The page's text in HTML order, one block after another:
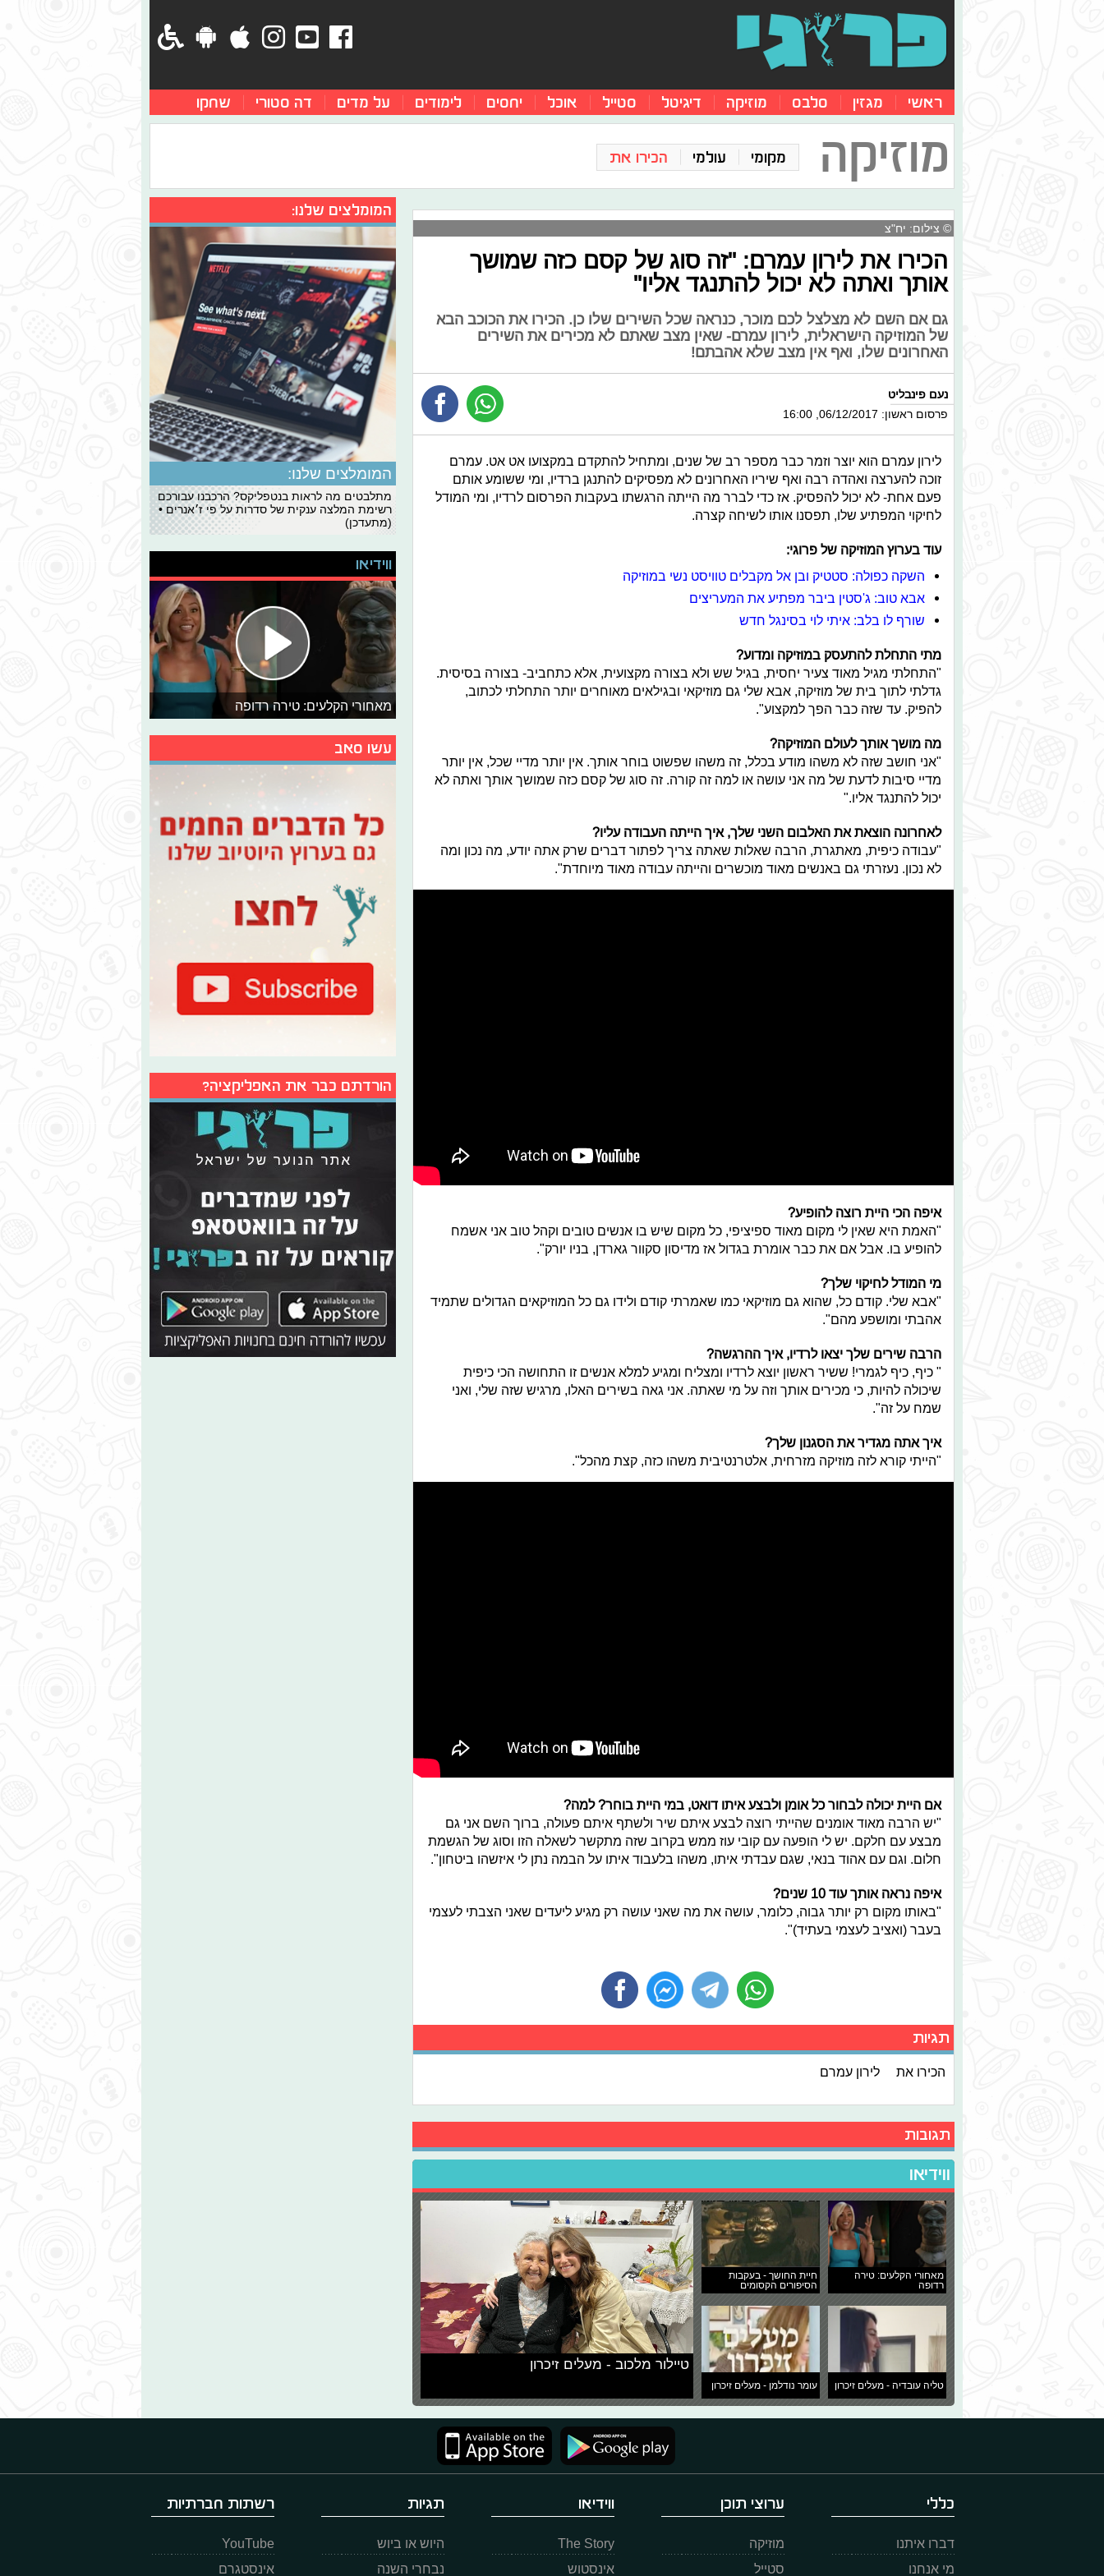
ראשי מגזין סלבס מוזיקה דיגיטל סטייל אוכל יחסים לימודים על מדים דה סטורי שחקו
מוזיקה מקומי עולמי הכירו את
© צילום: יח"צ
הכירו את לירון עמרם: "זה סוג של קסם כזה שמושך
אותך ואתה לא יכול להתנגד אליו"
גם אם השם לא מצלצל לכם מוכר, כנראה שכל השירים שלו כן. הכירו את הכוכב הבא
של המוזיקה הישראלית, לירון עמרם- שאין מצב שאתם לא מכירים את השירים
האחרונים שלו, ואף אין מצב שלא אהבתם!
נעם פינבליט
פרסום ראשון: 06/12/2017, 16:00
לירון עמרם הוא יוצר וזמר כבר מספר רב של שנים, ומתחיל להתקדם במקצועו אט אט. עמרם
זוכה להערצה ואהדה רבה ואף שיריו האחרונים לא מפסיקים להתנגן ברדיו, ומי ששומע אותם
פעם אחת- לא יכול להפסיק. אז כדי לברר מה הייתה הרגשתו בעקבות הפרסום לרדיו, ומי המודל
לחיקוי המפתיע שלו, תפסנו אותו לשיחה קצרה.
עוד בערוץ המוזיקה של פרוגי:
השקה כפולה: סטטיק ובן אל מקבלים טוויסט נשי במוזיקה
אבא טוב: ג'סטין ביבר מפתיע את המעריצים
שורף לו בלב: איתי לוי בסינגל חדש
מתי התחלת להתעסק במוזיקה ומדוע?
"התחלתי מגיל מאוד צעיר יחסית, בגיל שש ולא בצורה מקצועית, אלא כתחביב- בצורה בסיסית.
גדלתי לתוך בית של מוזיקה, אבא שלי גם מוזיקאי ובגילאים מאוחרים יותר התחלתי לכתוב,
להפיק. עד שזה כבר הפך למקצוע".
מה מושך אותך לעולם המוזיקה?
"אני חושב שזה לא משהו מודע בכלל, זה משהו שפשוט בוחר אותך. אין יותר מדיי שכל, אין יותר
מדיי סיבות לדעת של מה אני עושה או למה זה קורה. זה סוג של קסם כזה שמושך אותך ואתה לא
יכול להתנגד אליו."
לאחרונה הוצאת את האלבום השני שלך, איך הייתה העבודה עליו?
"עבודה כיפית, מאתגרת, הרבה שאלות שאתה צריך לפתור דברים שרק אתה יודע, מה נכון ומה
לא נכון. נעזרתי גם באנשים מאוד מוכשרים והייתה עבודה מאוד מיוחדת".
איפה הכי היית רוצה להופיע?
"האמת היא שאין לי מקום מאוד ספיציפי, כל מקום שיש בו אנשים טובים וקהל טוב אני אשמח
להופיע בו. אבל אם את כבר אומרת בגדול אז מדיסון סקוור גארדן, בניו יורק".
מי המודל לחיקוי שלך?
"אבא שלי. קודם כל, שהוא גם מוזיקאי כמו שאמרתי קודם ולידו גם כל המוזיקאים הגדולים שתמיד
אהבתי ומושפע מהם".
הרבה שירים שלך יצאו לרדיו, איך ההרגשה?
" כיף, כיף לגמרי! ששיר ראשון יוצא לרדיו ומצליח ומגיע למלא אנשים זו התחושה הכי כיפית
שיכולה להיות, כי מכירים אותך וזה על מי שאתה. אני גאה בשירים האלו, מרגיש שזה שלי, ואני
שמח על זה".
איך אתה מגדיר את הסגנון שלך?
"הייתי קורא לזה מוזיקה מזרחית, אלטרנטיבית משהו כזה, קצת מהכל".
אם היית יכולה לבחור כל אומן ולבצע איתו דואט, במי היית בוחר? למה?
"יש הרבה מאוד אומנים שהייתי רוצה לבצע איתם שיר ולשתף איתם פעולה, ברוך השם אני גם
מבצע עם חלקם. יש לי הופעה עם קובי עוז ממש בקרוב שזה מתקשר לשאלה הזו וסוג של הגשמת
חלום. וגם עם אהוד בנאי, שגם עבדתי איתו, משהו בלעבוד איתו על הבמה נתן לי איזשהו ביטחון".
איפה נראה אותך עוד 10 שנים?
"באותו מקום רק יותר גבוה, כלומר, עושה את מה שאני עושה רק מגיע ליעדים שאני הצבתי לעצמי
בעבר (ואציב לעצמי בעתיד)".
תגיות
הכירו את לירון עמרם
תגובות
ווידיאו
מאחורי הקלעים: טירה
רדופה
חיית החושך - בעקבות
הסיפורים הקסומים
טליה עובדיה - מעלים זיכרון עומר נודלמן - מעלים זיכרון
טיילור מלכוב - מעלים זיכרון
המומלצים שלנו:
המומלצים שלנו:
מתלבטים מה לראות בנטפליקס? הרכבנו עבורכם
רשימת המלצה ענקית של סדרות על פי ז׳אנרים •
(מתעדכן)
ווידיאו
מאחורי הקלעים: טירה רדופה
עשו סאב
הורדתם כבר את האפליקציה?
כללי
דברו איתנו
מי אנחנו
ערוצי תוכן
מוזיקה
סטייל
ווידיאו
The Story
אינסטוש
תגיות
היוש או ביוש
נבחרי השנה
רשתות חברתיות
YouTube
אינסטגרם